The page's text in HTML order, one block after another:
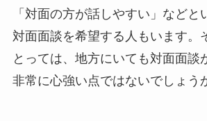
「対面の方が話しやすい」などと
対面面談を希望する人もいます。
とっては、地方にいても対面面談
非常に心強い点ではないでしょう